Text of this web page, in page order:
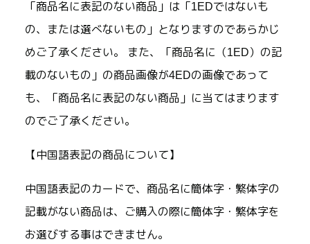
「商品名に表記のない商品」は「1EDではないも
の、または選べないもの」となりますのであらかじ
めご了承ください。 また、「商品名に（1ED）の記
載のないもの」の商品画像が4EDの画像であって
も、「商品名に表記のない商品」に当てはまります
のでご了承ください。
【中国語表記の商品について】
中国語表記のカードで、商品名に簡体字・繁体字の
記載がない商品は、ご購入の際に簡体字・繁体字を
お選びする事はできません。